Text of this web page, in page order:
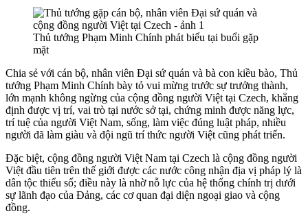
Thủ tướng Phạm Minh Chính phát biểu tại buổi gặp
mặt
Chia sẻ với cán bộ, nhân viên Đại sứ quán và bà con kiều bào, Thủ
tướng Phạm Minh Chính bày tỏ vui mừng trước sự trưởng thành,
lớn mạnh không ngừng của cộng đồng người Việt tại Czech, khẳng
định được vị trí, vai trò tại nước sở tại, chứng minh được năng lực,
trí tuệ của người Việt Nam, sống, làm việc đúng luật pháp, nhiều
người đã làm giàu và đội ngũ trí thức người Việt cũng phát triển.
Đặc biệt, cộng đồng người Việt Nam tại Czech là cộng đồng người
Việt đầu tiên trên thế giới được các nước công nhận địa vị pháp lý là
dân tộc thiểu số; điều này là nhờ nỗ lực của hệ thống chính trị dưới
sự lãnh đạo của Đảng, các cơ quan đại diện ngoại giao và cộng
đồng.